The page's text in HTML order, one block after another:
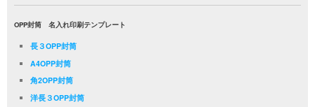
OPP封筒 名入れ印刷テンプレート
長３OPP封筒
A4OPP封筒
角2OPP封筒
洋長３OPP封筒